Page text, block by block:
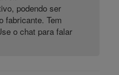
podendo ser
fabricante. Tem
o chat para falar